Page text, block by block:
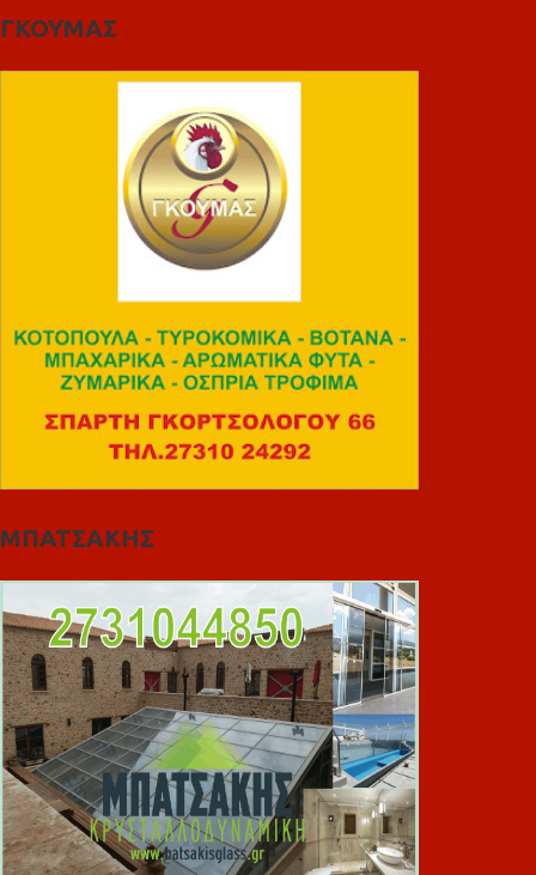
ΓΚΟΥΜΑΣ
ΜΠΑΤΣΑΚΗΣ